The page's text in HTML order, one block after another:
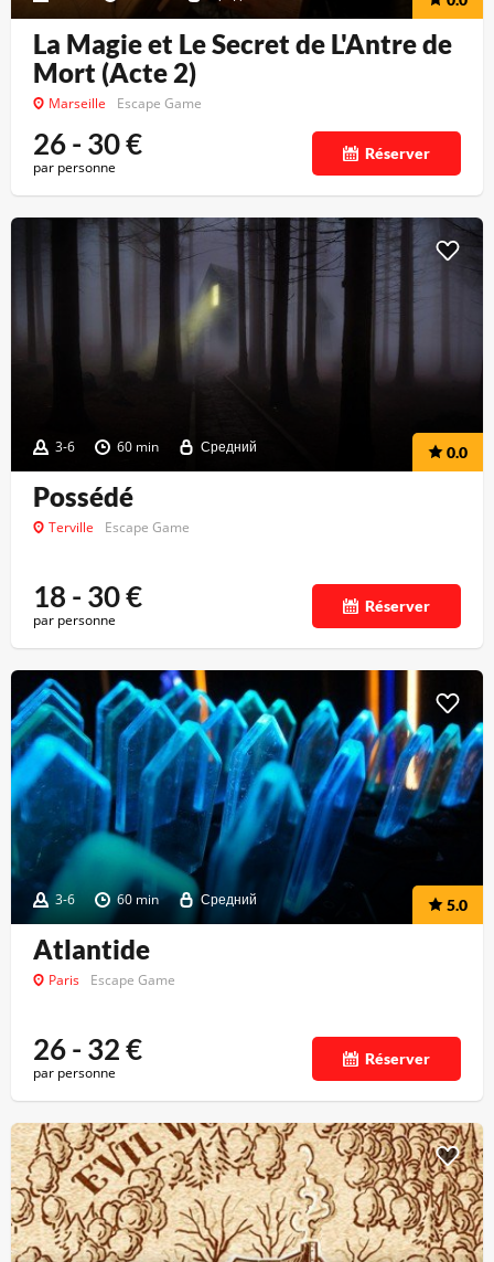
La Magie et Le Secret de L'Antre de
Mort (Acte 2)
Marseille Escape Game
26 - 30€
par personne
Réserver
3-6 60 min Средний 0.0
Possédé
Terville Escape Game
18 - 30€
par personne
Réserver
3-6 60 min Средний 5.0
Atlantide
Paris Escape Game
26 - 32€
par personne
Réserver